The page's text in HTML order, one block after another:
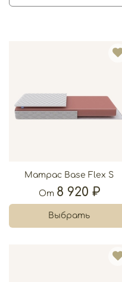
Матрас Base Flex S
От 8 920 ₽
Выбрать